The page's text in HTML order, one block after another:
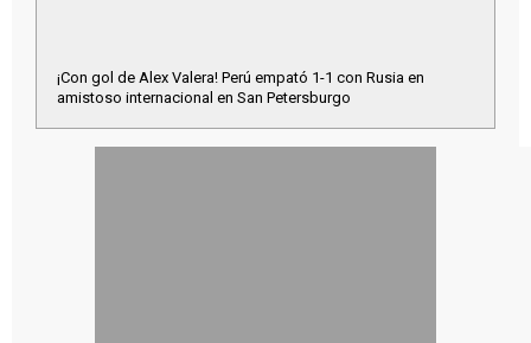
¡Con gol de Alex Valera! Perú empató 1-1 con Rusia en
amistoso internacional en San Petersburgo